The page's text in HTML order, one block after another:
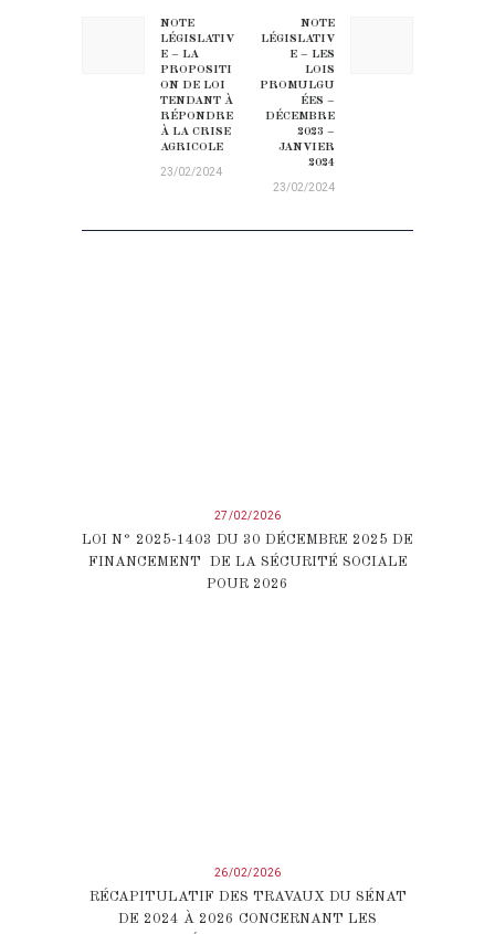
Previous post:
NOTE
LÉGISLATIV
E – LA
PROPOSITI
ON DE LOI
TENDANT À
RÉPONDRE
À LA CRISE
AGRICOLE
23/02/2024
Next post:
NOTE
LÉGISLATIV
E – LES
LOIS
PROMULGU
ÉES –
DÉCEMBRE
2023 –
JANVIER
2024
23/02/2024
27/02/2026
LOI N° 2025-1403 DU 30 DÉCEMBRE 2025 DE
FINANCEMENT DE LA SÉCURITÉ SOCIALE
POUR 2026
26/02/2026
RÉCAPITULATIF DES TRAVAUX DU SÉNAT
DE 2024 À 2026 CONCERNANT LES